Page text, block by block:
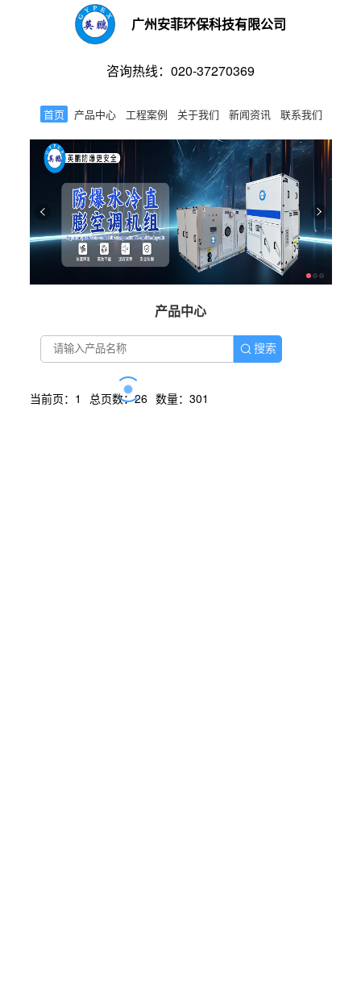
广州安菲环保科技有限公司
咨询热线：020-37270369
首页 产品中心 工程案例 关于我们 新闻资讯 联系我们
产品中心
当前页：1 总页数：26 数量：301
搜索